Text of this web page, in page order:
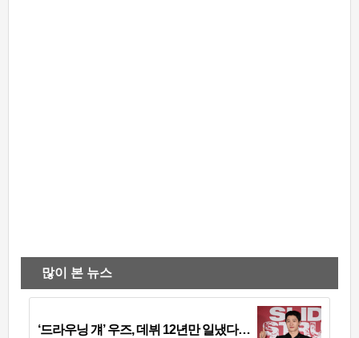
많이 본 뉴스
‘드라우닝 걔’ 우즈, 데뷔 12년만 일냈다…